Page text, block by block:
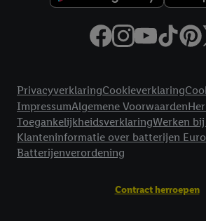
PrivacyverklaringCookieverklaring
ImpressumAlgemene Voorwaarden
ToegankelijkheidsverklaringWerken
Klanteninformatie over batterijen
Batterijenverordening
Contract herroepen